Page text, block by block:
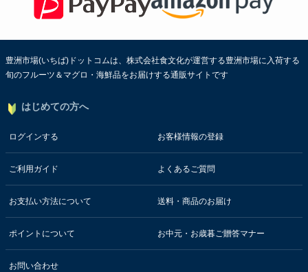
豊洲市場(いちば)ドットコムは、株式会社食文化が運営する豊洲市場に入荷する
旬のフルーツ＆マグロ・海鮮品をお届けする通販サイトです
はじめての方へ
ログインする お客様情報の登録
ご利用ガイド よくあるご質問
お支払い方法について 送料・商品のお届け
ポイントについて お中元・お歳暮ご贈答マナー
お問い合わせ